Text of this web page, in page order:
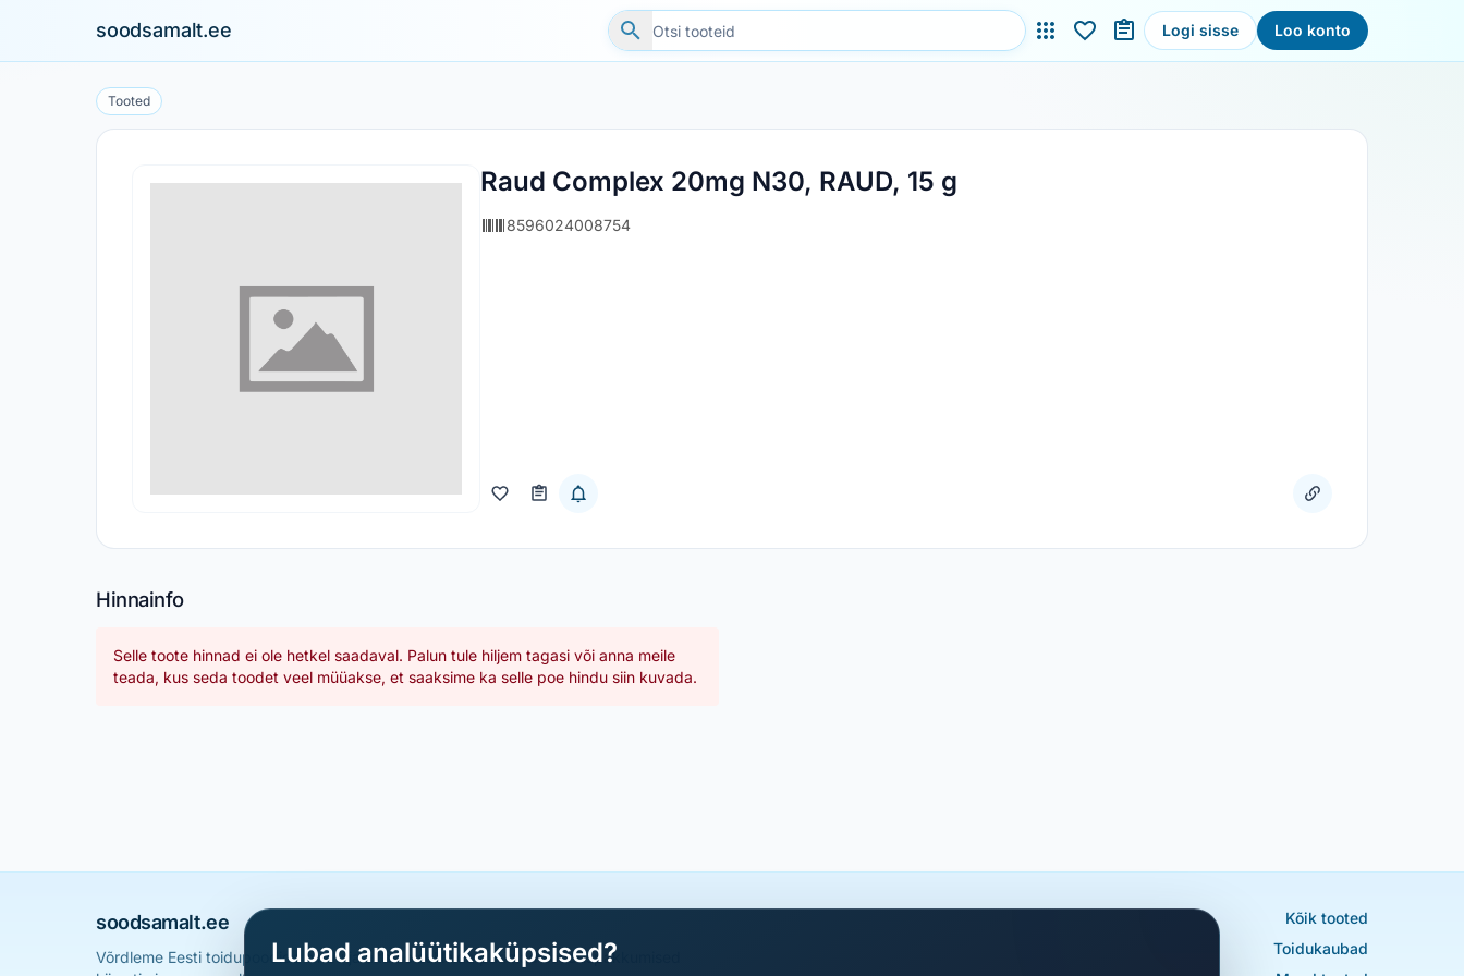
soodsamalt.ee Logi sisse Loo konto
Tooted
Raud Complex 20mg N30, RAUD, 15 g
8596024008754
Hinnainfo
Selle toote hinnad ei ole hetkel saadaval. Palun tule hiljem tagasi või anna meile
teada, kus seda toodet veel müüakse, et saaksime ka selle poe hindu siin kuvada.
soodsamalt.ee
Võrdleme Eesti toidupoodide hindu ja aitame sul leida parimad sooduspakkumised
Kõik tooted
Toidukaubad
Lubad analüütikaküpsised?